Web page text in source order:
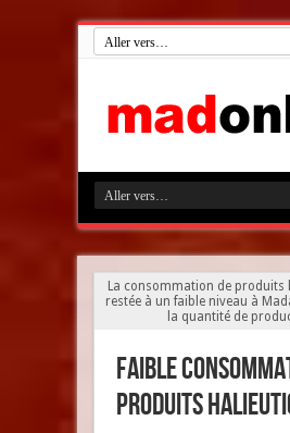
La consommation de produits
restée à un faible niveau à
la quantité de
Faible
produits